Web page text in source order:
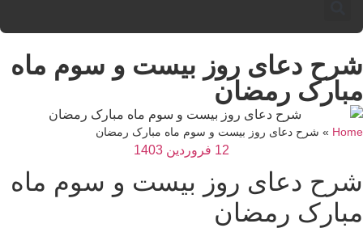
دعای روز بیست و سوم ماه
رمضان
»شرح دعای روز بیست و سوم ماه مبارک رمضان
12 فروردین 1403
دعای روز بیست و سوم ماه
رمضان